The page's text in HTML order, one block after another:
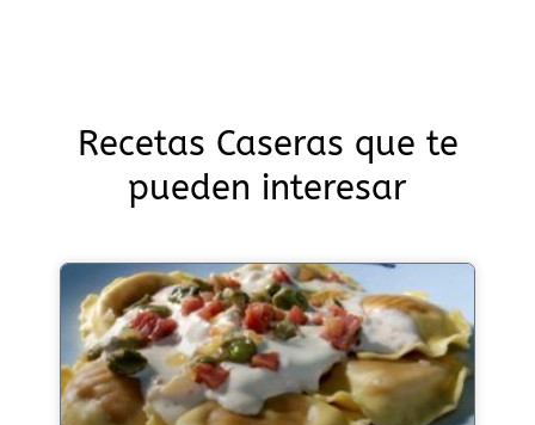
Recetas Caseras que te
pueden interesar